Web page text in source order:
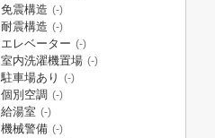
免震構造 (-)
耐震構造 (-)
エレベーター (-)
室内洗濯機置場 (-)
駐車場あり (-)
個別空調 (-)
給湯室 (-)
機械警備 (-)